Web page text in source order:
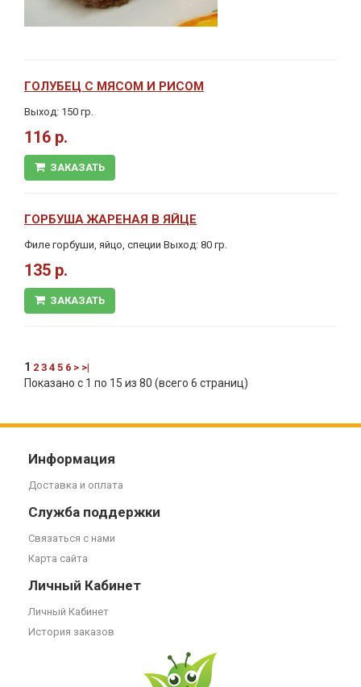
ГОЛУБЕЦ С МЯСОМ И РИСОМ
Выход: 150 гр.
116 р.
ЗАКАЗАТЬ
ГОРБУША ЖАРЕНАЯ В ЯЙЦЕ
Филе горбуши, яйцо, специи Выход: 80 гр.
135 р.
ЗАКАЗАТЬ
1 2 3 4 5 6 > >|
Показано с 1 по 15 из 80 (всего 6 страниц)
Информация
Доставка и оплата
Служба поддержки
Связаться с нами
Карта сайта
Личный Кабинет
Личный Кабинет
История заказов